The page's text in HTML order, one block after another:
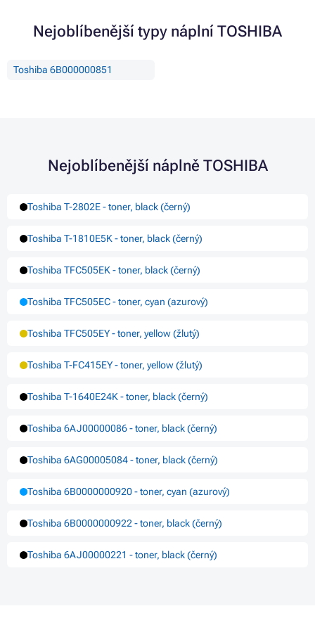
Nejoblíbenější typy náplní TOSHIBA
Toshiba 6B000000851
Nejoblíbenější náplně TOSHIBA
Toshiba T-2802E - toner, black (černý)
Toshiba T-1810E5K - toner, black (černý)
Toshiba TFC505EK - toner, black (černý)
Toshiba TFC505EC - toner, cyan (azurový)
Toshiba TFC505EY - toner, yellow (žlutý)
Toshiba T-FC415EY - toner, yellow (žlutý)
Toshiba T-1640E24K - toner, black (černý)
Toshiba 6AJ00000086 - toner, black (černý)
Toshiba 6AG00005084 - toner, black (černý)
Toshiba 6B0000000920 - toner, cyan (azurový)
Toshiba 6B0000000922 - toner, black (černý)
Toshiba 6AJ00000221 - toner, black (černý)